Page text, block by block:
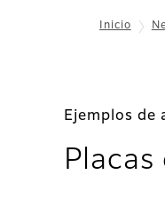
Inicio
Ejemplos de